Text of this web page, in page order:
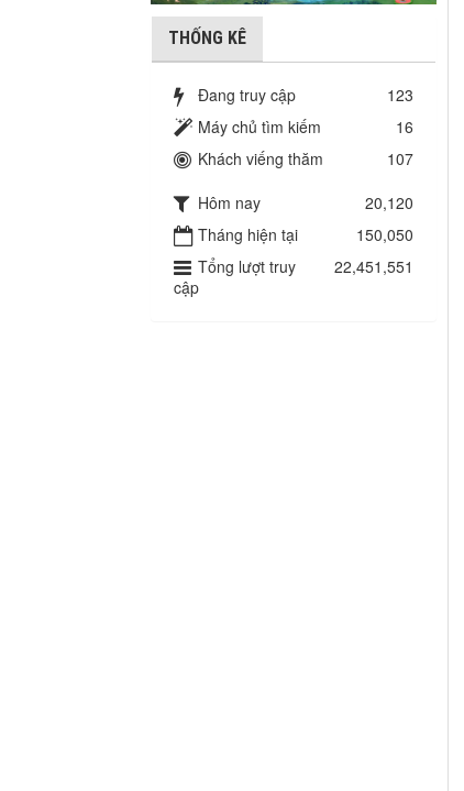
THỐNG KÊ
Đang truy cập
123
Máy chủ tìm kiếm
16
Khách viếng thăm
107
Hôm nay
20,120
Tháng hiện tại
150,050
Tổng lượt truy
cập
22,451,551